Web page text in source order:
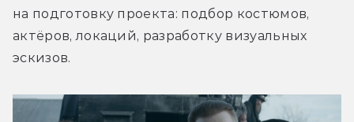
на подготовку проекта: подбор костюмов,
актёров, локаций, разработку визуальных
эскизов.